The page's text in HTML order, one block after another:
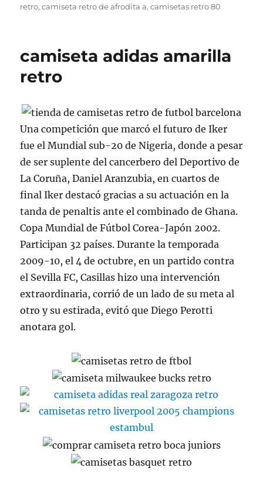
el
retro,camiseta retro de afrodita a,camisetas retro 80
camiseta adidas amarilla
retro
Una competición que marcó el futuro de Iker
fue el Mundial sub-20 de Nigeria, donde a pesar
de ser suplente del cancerbero del Deportivo de
La Coruña, Daniel Aranzubia, en cuartos de
final Iker destacó gracias a su actuación en la
tanda de penaltis ante el combinado de Ghana.
Copa Mundial de Fútbol Corea-Japón 2002.
Participan 32 países. Durante la temporada
2009-10, el 4 de octubre, en un partido contra
el Sevilla FC, Casillas hizo una intervención
extraordinaria, corrió de un lado de su meta al
otro y su estirada, evitó que Diego Perotti
anotara gol.